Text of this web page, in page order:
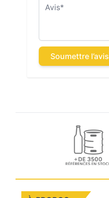
Avis
Soumettre l’avis